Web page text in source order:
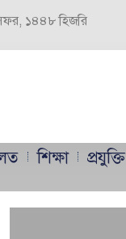
১৪৪৮ হিজরি
শিক্ষা প্রযুক্তি